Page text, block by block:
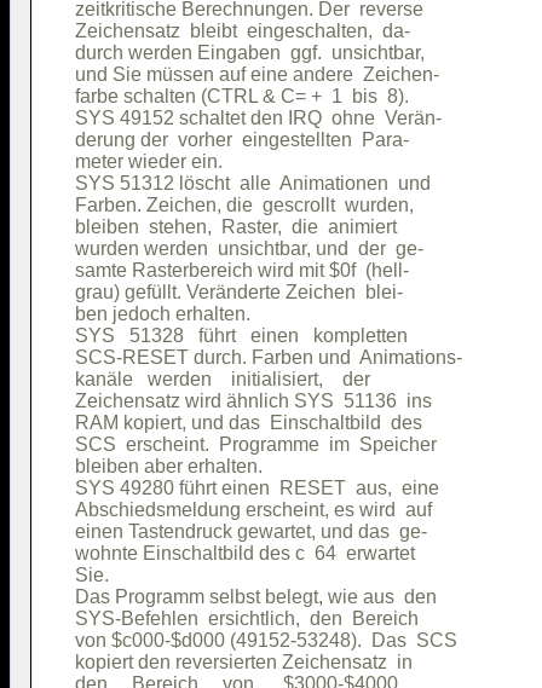
zeitkritische Berechnungen. Der  reverse
Zeichensatz  bleibt  eingeschalten,  da-
durch werden Eingaben  ggf.  unsichtbar,
und Sie müssen auf eine andere  Zeichen-
farbe schalten (CTRL & C= +  1  bis  8).
SYS 49152 schaltet den IRQ  ohne  Verän-
derung der  vorher  eingestellten  Para-
meter wieder ein.
SYS 51312 löscht  alle  Animationen  und
Farben. Zeichen, die  gescrollt  wurden,
bleiben  stehen,  Raster,  die  animiert
wurden werden  unsichtbar, und  der  ge-
samte Rasterbereich wird mit $0f  (hell-
grau) gefüllt. Veränderte Zeichen  blei-
ben jedoch erhalten.
SYS   51328   führt   einen   kompletten
SCS-RESET durch. Farben und  Animations-
kanäle   werden    initialisiert,    der
Zeichensatz wird ähnlich SYS  51136  ins
RAM kopiert, und das  Einschaltbild  des
SCS  erscheint.  Programme  im  Speicher
bleiben aber erhalten.
SYS 49280 führt einen  RESET  aus,  eine
Abschiedsmeldung erscheint, es wird  auf
einen Tastendruck gewartet, und das  ge-
wohnte Einschaltbild des c  64  erwartet
Sie.
Das Programm selbst belegt, wie aus  den
SYS-Befehlen  ersichtlich,  den  Bereich
von $c000-$d000 (49152-53248).  Das  SCS
kopiert den reversierten Zeichensatz  in